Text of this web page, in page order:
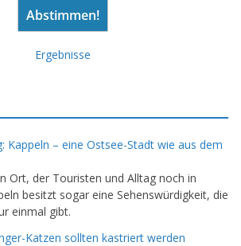
Ergebnisse
Kappeln – eine Ostsee-Stadt wie aus dem
Ort, der Touristen und Alltag noch in
besitzt sogar eine Sehenswürdigkeit, die
einmal gibt.
Katzen sollten kastriert werden